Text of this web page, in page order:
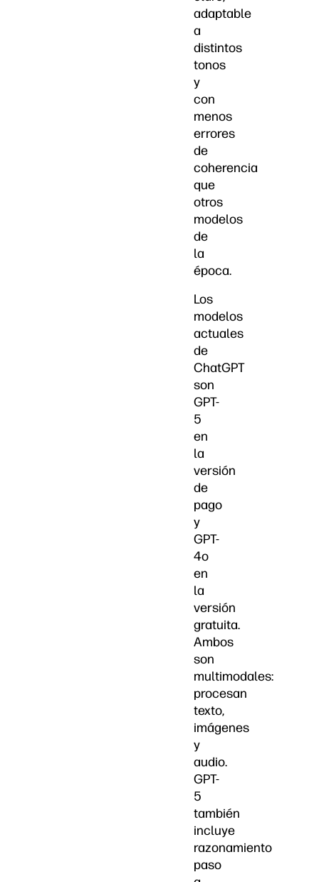
adaptable
a
distintos
tonos
y
con
menos
errores
de
coherencia
que
otros
modelos
de
la
época.
Los
modelos
actuales
de
ChatGPT
son
GPT-
5
en
la
versión
de
pago
y
GPT-
4o
en
la
versión
gratuita.
Ambos
son
multimodales:
procesan
texto,
imágenes
y
audio.
GPT-
5
también
incluye
razonamiento
paso